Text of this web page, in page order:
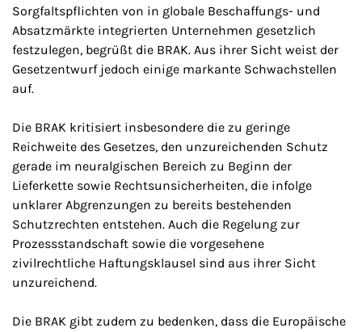
Sorgfaltspflichten von in globale Beschaffungs- und
Absatzmärkte integrierten Unternehmen gesetzlich
festzulegen, begrüßt die BRAK. Aus ihrer Sicht weist der
Gesetzentwurf jedoch einige markante Schwachstellen
auf.
Die BRAK kritisiert insbesondere die zu geringe
Reichweite des Gesetzes, den unzureichenden Schutz
gerade im neuralgischen Bereich zu Beginn der
Lieferkette sowie Rechtsunsicherheiten, die infolge
unklarer Abgrenzungen zu bereits bestehenden
Schutzrechten entstehen. Auch die Regelung zur
Prozessstandschaft sowie die vorgesehene
zivilrechtliche Haftungsklausel sind aus ihrer Sicht
unzureichend.
Die BRAK gibt zudem zu bedenken, dass die Europäische